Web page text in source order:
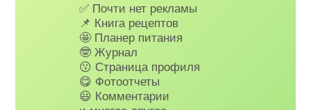
✅ Почти нет рекламы
📌 Книга рецептов
🤩 Планер питания
🤓 Журнал
😗 Страница профиля
😋 Фотоотчеты
😃 Комментарии